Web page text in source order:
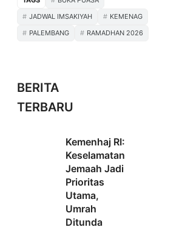
JADWAL IMSAKIYAH
KEMENAG
PALEMBANG
RAMADHAN 2026
BERITA
TERBARU
Kemenhaj RI:
Keselamatan
Jemaah Jadi
Prioritas
Utama,
Umrah
Ditunda